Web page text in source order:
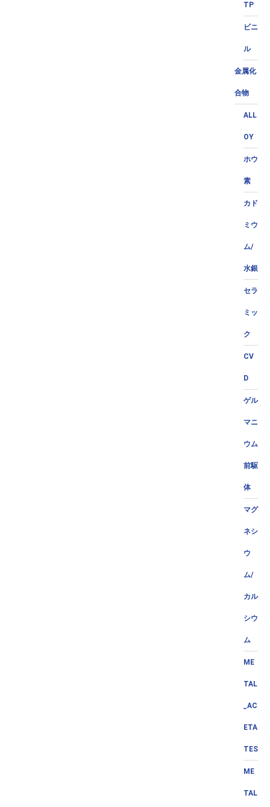
TP
ビニ
ル
金属化
合物
ALL
OY
ホウ
素
カド
ミウ
ム/
水銀
セラ
ミッ
ク
CV
D
ゲル
マニ
ウム
前駆
体
マグ
ネシ
ウ
ム/
カル
シウ
ム
ME
TAL
_AC
ETA
TES
ME
TAL